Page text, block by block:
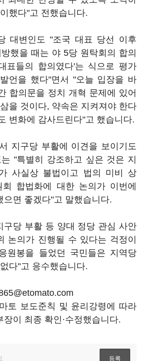
했다"고 전했습니다.
대변인도 "조국 대표 당선 이후
했을 때는 야 5당 원탁회의 합의
표들의 합의였다'는 식으로 평가
언을 했다"면서 "오늘 입장을 바
합의문을 정치 개혁 문제에 있어
을 것이다, 약속은 지켜져야 한다
변화에 감사드린다"고 했습니다.
지구당 부활에 이견을 보이기도
"특별히 강조하고 싶은 것은 지
사실상 불법이고 법의 미비 상
회 합법화에 대한 논의가 이번에
으면 좋겠다"고 말했습니다.
구당 부활 등 양대 정당 관심 사안
논의가 진행될 수 있다는 걱정이
원봉을 들었던 국민들은 지역당
다"고 응수했습니다.
토 보도준칙 및 윤리강령에 따라
장이 최종 확인·수정했습니다.